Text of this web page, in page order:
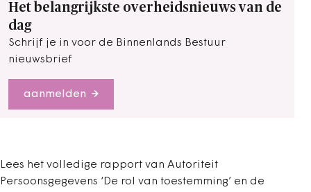
Het belangrijkste overheidsnieuws van de
dag
Schrijf je in voor de Binnenlands Bestuur
nieuwsbrief
aanmelden
Lees het volledige rapport van Autoriteit
Persoonsgegevens ‘De rol van toestemming’ en de